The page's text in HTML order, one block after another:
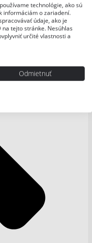
technológie, ako sú
informáciám o zariadení.
údaje, ako je
tejto stránke. Nesúhlas
určité vlastnosti a
Odmietnuť